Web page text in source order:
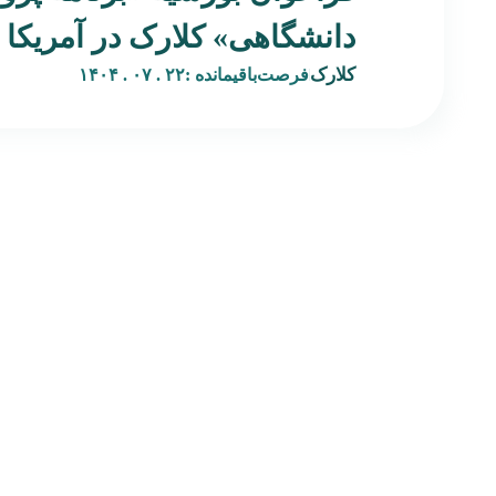
دانشگاهی» کلارک در آمریکا
کلارکفرصت‌باقیمانده :۲۲ . ۰۷ . ۱۴۰۴